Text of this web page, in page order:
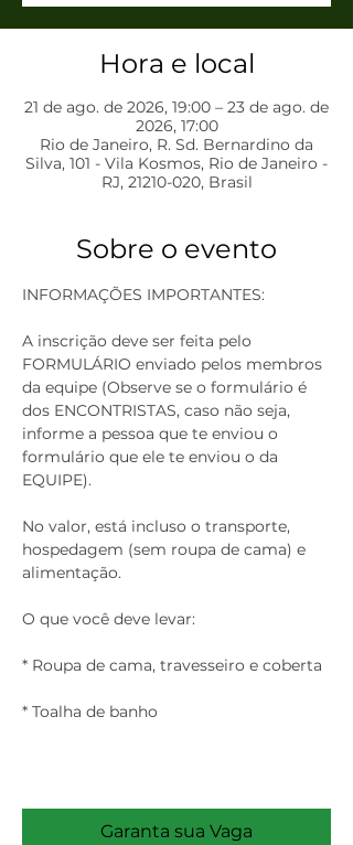
Hora e local
21 de ago. de 2026, 19:00 – 23 de ago. de
2026, 17:00
Rio de Janeiro, R. Sd. Bernardino da
Silva, 101 - Vila Kosmos, Rio de Janeiro -
RJ, 21210-020, Brasil
Sobre o evento
INFORMAÇÕES IMPORTANTES:
A inscrição deve ser feita pelo
FORMULÁRIO enviado pelos membros
da equipe (Observe se o formulário é
dos ENCONTRISTAS, caso não seja,
informe a pessoa que te enviou o
formulário que ele te enviou o da
EQUIPE).
No valor, está incluso o transporte,
hospedagem (sem roupa de cama) e
alimentação.
O que você deve levar:
* Roupa de cama, travesseiro e coberta
* Toalha de banho
Garanta sua Vaga